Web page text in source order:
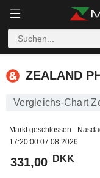
ZEALAND
ZEALAND
Vergleichs-Chart
Markt geschlossen -
17:20:00 07.08.2026
331,00 DKK